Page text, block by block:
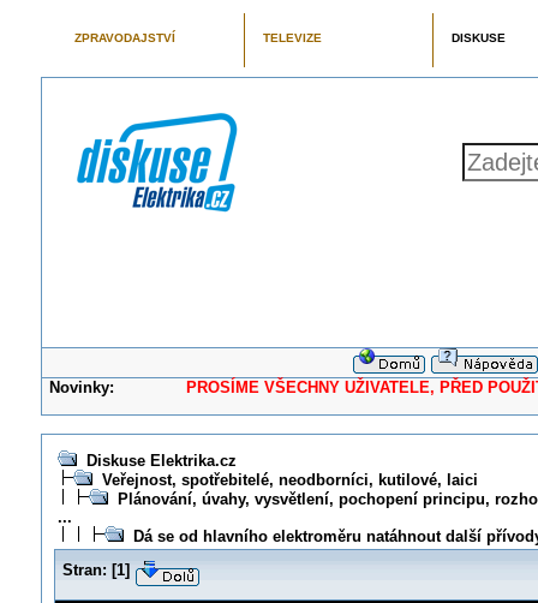
ZPRAVODAJSTVÍ TELEVIZE DISKUSE
Novinky: PROSÍME VŠECHNY UŽIVATELE, PŘED
Diskuse Elektrika.cz
Veřejnost, spotřebitelé, neodborníci, kutilové, laici
Plánování, úvahy, vysvětlení, pochopení principu,
...
Dá se od hlavního elektroměru natáhnout další
Stran: [1]